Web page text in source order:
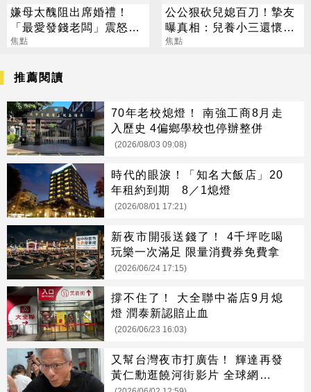
嫌母太醜阻出席婚禮！
「最愛發錢老闆」震怒開
除：我看不起你
焦點
公公狠砍兒媳百刀！摯友
曝真相：兒養小三還懷疑
媳婦外遇
焦點
推薦閱讀
70年老校熄燈！ 南強工商8月走
入歷史 4偏鄉學校也停辦整併
(2026/08/03 09:08)
時代的眼淚！「知名大飯店」20
年租約到期 8／1熄燈
(2026/08/01 17:21)
新夜市開張送錢了！ 4千坪吃喝
玩樂一次滿足 限量消費券免費拿
(2026/06/24 17:15)
撐不住了！ 大全聯中崙店9月熄
燈 潤泰新認賠止血
(2026/06/23 16:03)
又幫台灣夜市打廣告！ 輝達再發
黃仁勳逛饒河街影片 全球網友狂